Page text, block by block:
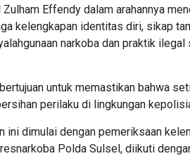
Effendy dalam arahannya
kelengkapan identitas diri, sikap
narkoba dan praktik
untuk memastikan bahwa
perilaku di lingkungan
ini dimulai dengan pemeriksaan
Polda Sulsel, diikuti